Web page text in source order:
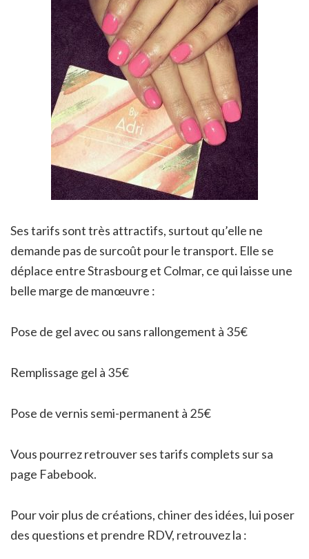
Ses tarifs sont très attractifs, surtout qu’elle ne
demande pas de surcoût pour le transport. Elle se
déplace entre Strasbourg et Colmar, ce qui laisse une
belle marge de manœuvre :
Pose de gel avec ou sans rallongement à 35€
Remplissage gel à 35€
Pose de vernis semi-permanent à 25€
Vous pourrez retrouver ses tarifs complets sur sa
page Fabebook.
Pour voir plus de créations, chiner des idées, lui poser
des questions et prendre RDV, retrouvez la :